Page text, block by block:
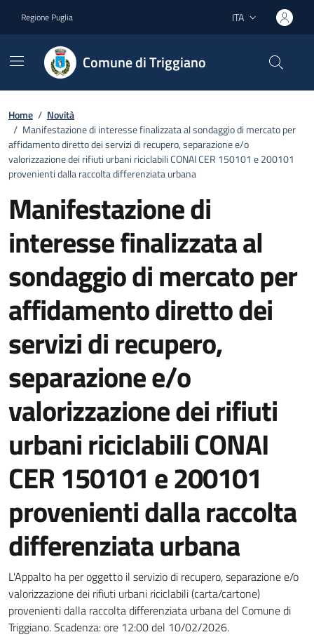
Regione Puglia Lingua attiva:
ITA
Comune di Triggiano
Home / Novità
/ Manifestazione di interesse finalizzata al sondaggio di mercato per
affidamento diretto dei servizi di recupero, separazione e/o
valorizzazione dei rifiuti urbani riciclabili CONAI CER 150101 e 200101
provenienti dalla raccolta differenziata urbana
Manifestazione di
interesse finalizzata al
sondaggio di mercato per
affidamento diretto dei
servizi di recupero,
separazione e/o
valorizzazione dei rifiuti
urbani riciclabili CONAI
CER 150101 e 200101
provenienti dalla raccolta
differenziata urbana
Dettagli della notizia
L'Appalto ha per oggetto il servizio di recupero, separazione e/o
valorizzazione dei rifiuti urbani riciclabili (carta/cartone)
provenienti dalla raccolta differenziata urbana del Comune di
Triggiano. Scadenza: ore 12:00 del 10/02/2026.